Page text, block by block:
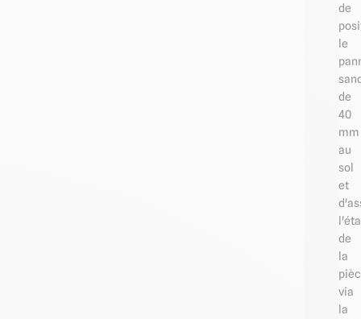
de
le
de
40
mm
au
sol
et
de
la
via
la